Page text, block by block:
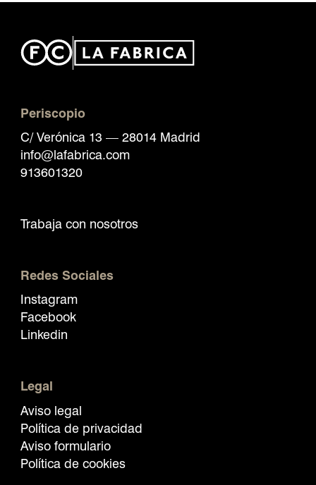
Periscopio
C/ Verónica 13 — 28014 Madrid
info@lafabrica.com
913601320
Trabaja con nosotros
Redes Sociales
Instagram
Facebook
Linkedin
Legal
Aviso legal
Política de privacidad
Aviso formulario
Política de cookies